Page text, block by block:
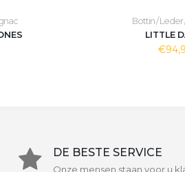
Bottin /
LITTLE
DE BESTE SERVICE
Onze mensen staan voor u